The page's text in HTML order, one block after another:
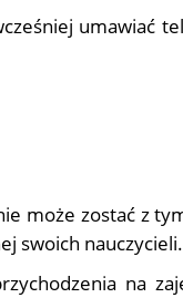
umawiać
może zostać z
swoich nauczycieli.
na